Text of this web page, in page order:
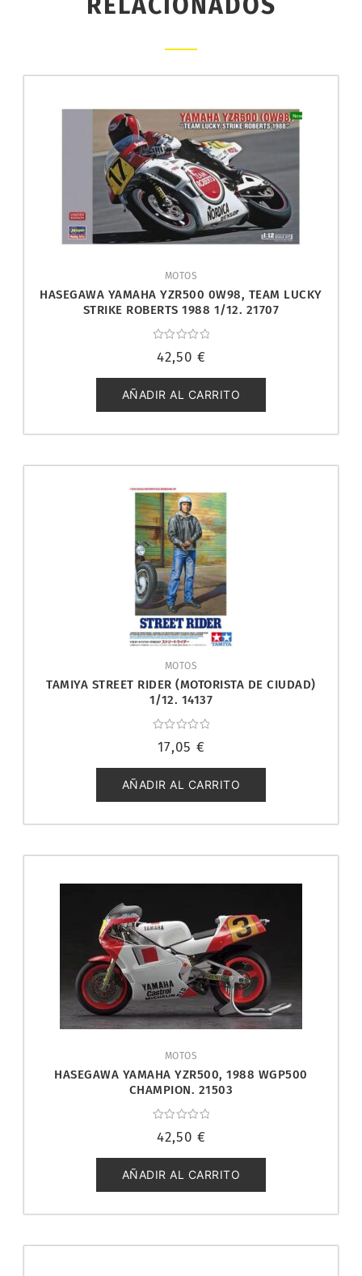
MOTOS
HASEGAWA YAMAHA YZR500 0W98, TEAM LUCKY
STRIKE ROBERTS 1988 1/12. 21707
con
de
5
42,50 €
AÑADIR AL CARRITO
MOTOS
TAMIYA STREET RIDER (MOTORISTA DE CIUDAD)
1/12. 14137
con
de
5
17,05 €
AÑADIR AL CARRITO
MOTOS
HASEGAWA YAMAHA YZR500, 1988 WGP500
CHAMPION. 21503
con
de
5
42,50 €
AÑADIR AL CARRITO